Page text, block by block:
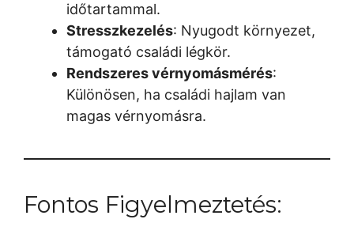
időtartammal.
Stresszkezelés: Nyugodt környezet,
támogató családi légkör.
Rendszeres vérnyomásmérés:
Különösen, ha családi hajlam van
magas vérnyomásra.
Fontos Figyelmeztetés: